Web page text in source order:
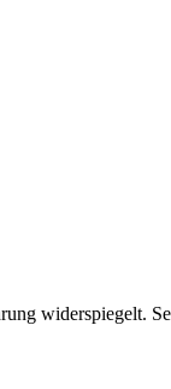
widerspiegelt.